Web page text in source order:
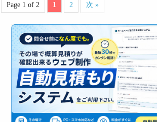
Page 1 of 2 1 2 次 »